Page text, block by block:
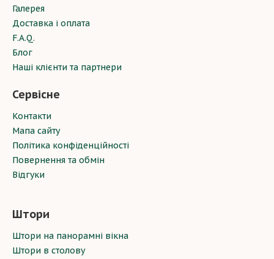
Галерея
Доставка і оплата
F.A.Q.
Блог
Наші клієнти та партнери
Сервісне
Контакти
Мапа сайту
Політика конфіденційності
Повернення та обмін
Відгуки
Штори
Штори на панорамні вікна
Штори в столову